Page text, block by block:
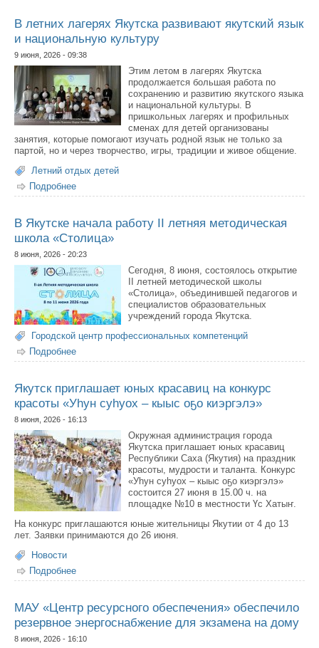
В летних лагерях Якутска развивают якутский язык
и национальную культуру
9 июня, 2026 - 09:38
Этим летом в лагерях Якутска
продолжается большая работа по
сохранению и развитию якутского языка
и национальной культуры. В
пришкольных лагерях и профильных
сменах для детей организованы
занятия, которые помогают изучать родной язык не только за
партой, но и через творчество, игры, традиции и живое общение.
Летний отдых детей
Подробнее
национальную культуру
В Якутске начала работу II летняя методическая
школа «Столица»
8 июня, 2026 - 20:23
Сегодня, 8 июня, состоялось открытие
II летней методической школы
«Столица», объединившей педагогов и
специалистов образовательных
учреждений города Якутска.
Городской центр профессиональных компетенций
Подробнее
школа «Столица»
Якутск приглашает юных красавиц на конкурс
красоты «Уһун суһуох – кыыс оҕо киэргэлэ»
8 июня, 2026 - 16:13
Окружная администрация города
Якутска приглашает юных красавиц
Республики Саха (Якутия) на праздник
красоты, мудрости и таланта. Конкурс
«Уһун суһуох – кыыс оҕо киэргэлэ»
состоится 27 июня в 15.00 ч. на
площадке №10 в местности Үс Хатыҥ.
На конкурс приглашаются юные жительницы Якутии от 4 до 13
лет. Заявки принимаются до 26 июня.
Новости
Подробнее
красоты «Уһун суһуох – кыыс оҕо киэргэлэ»
МАУ «Центр ресурсного обеспечения» обеспечило
резервное энергоснабжение для экзамена на дому
8 июня, 2026 - 16:10